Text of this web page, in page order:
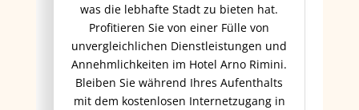
was die lebhafte Stadt zu bieten hat.
Profitieren Sie von einer Fülle von
unvergleichlichen Dienstleistungen und
Annehmlichkeiten im Hotel Arno Rimini.
Bleiben Sie während Ihres Aufenthalts
mit dem kostenlosen Internetzugang in